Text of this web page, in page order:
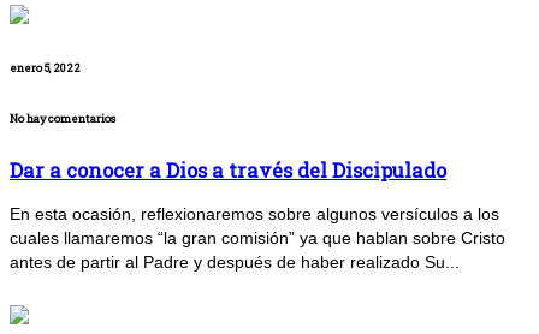
enero 5, 2022
No hay comentarios
Dar a conocer a Dios a través del Discipulado
En esta ocasión, reflexionaremos sobre algunos versículos a los
cuales llamaremos “la gran comisión” ya que hablan sobre Cristo
antes de partir al Padre y después de haber realizado Su...